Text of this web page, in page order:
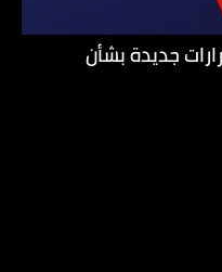
جديدة بشأن